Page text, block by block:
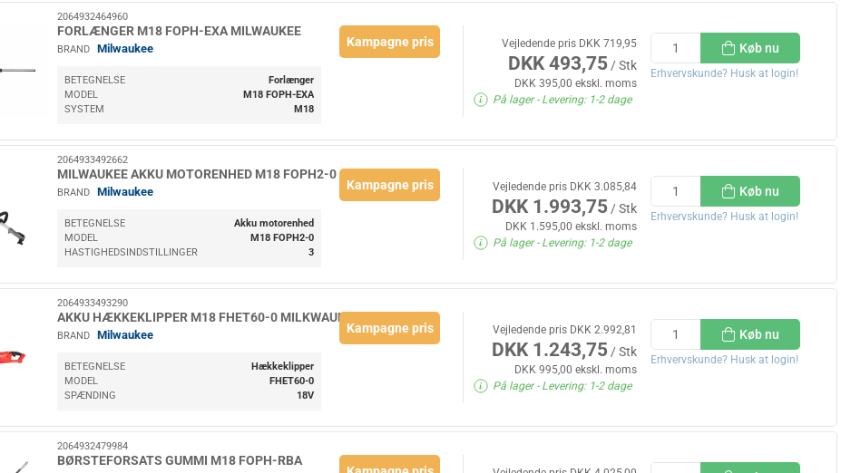
Kampagne pris
2064932464960
FORLÆNGER M18 FOPH-EXA MILWAUKEE
BRAND Milwaukee
BETEGNELSE
Forlænger
MODEL
M18 FOPH-EXA
SYSTEM
M18
Vejledende pris DKK 719,95
DKK 493,75 / Stk
DKK 395,00 ekskl. moms
På lager- Levering: 1-2 dage
Køb nu
Erhvervskunde? Husk at login!
Kampagne pris
2064933492662
MILWAUKEE AKKU MOTORENHED M18 FOPH2-0
BRAND Milwaukee
BETEGNELSE
Akku motorenhed
MODEL
M18 FOPH2-0
HASTIGHEDSINDSTILLINGER
3
Vejledende pris DKK 3.085,84
DKK 1.993,75 / Stk
DKK 1.595,00 ekskl. moms
På lager- Levering: 1-2 dage
Køb nu
Erhvervskunde? Husk at login!
Kampagne pris
2064933493290
AKKU HÆKKEKLIPPER M18 FHET60-0 MILKWAUKEE
BRAND Milwaukee
BETEGNELSE
Hækkeklipper
MODEL
FHET60-0
SPÆNDING
18V
Vejledende pris DKK 2.992,81
DKK 1.243,75 / Stk
DKK 995,00 ekskl. moms
På lager- Levering: 1-2 dage
Køb nu
Erhvervskunde? Husk at login!
2064932479984
BØRSTEFORSATS GUMMI M18 FOPH-RBA